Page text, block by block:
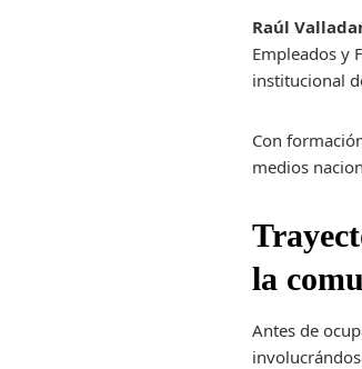
Raúl
Empleados y
institucional
Con
medios
la
Antes de